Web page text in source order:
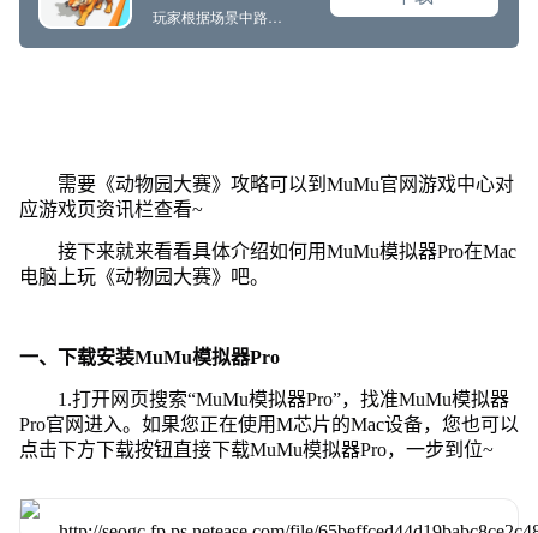
需要《动物园大赛》攻略可以到MuMu官网游戏中心对
应游戏页资讯栏查看~
接下来就来看看具体介绍如何用MuMu模拟器Pro在Mac
电脑上玩《动物园大赛》吧。
一、下载安装MuMu模拟器Pro
1.打开网页搜索“MuMu模拟器Pro”，找准MuMu模拟器
Pro官网进入。如果您正在使用M芯片的Mac设备，您也可以
点击下方下载按钮直接下载MuMu模拟器Pro，一步到位~